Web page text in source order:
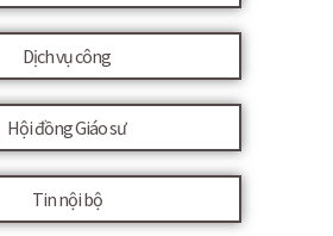
Dịch vụ công
Hội đồng Giáo sư
Tin nội bộ